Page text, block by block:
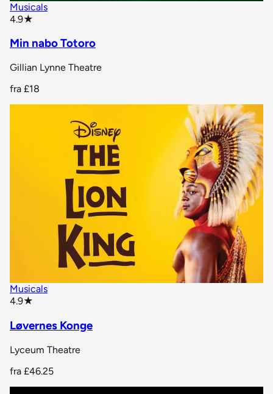
Musicals
4.9★
Min nabo Totoro
Gillian Lynne Theatre
fra £18
Musicals
4.9★
Løvernes Konge
Lyceum Theatre
fra £46.25